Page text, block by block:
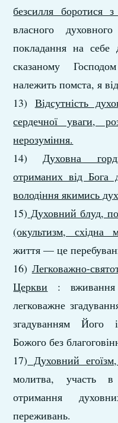
безсилля боротися з
власного
покладання на себе
сказаному
належить помста, я
13) Відсутність
сердечної уваги,
нерозуміння.
14)Духовна
отриманих від Бога
володіння якимись
15) Духовний блуд,
(окультизм, східна
життя — це
16) Легковажно-
Церкви :
легковажне
згадуванням Його
Божого без
17) Духовний
молитва, участь в
отримання
переживань.